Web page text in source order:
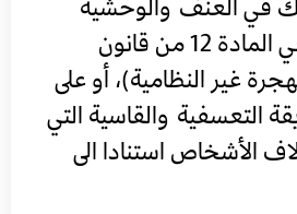
المنصوص عليها في المادة 12 من قانون
غير النظامية)، أو على
التعسفية والقاسية التي
الأشخاص استنادا الى